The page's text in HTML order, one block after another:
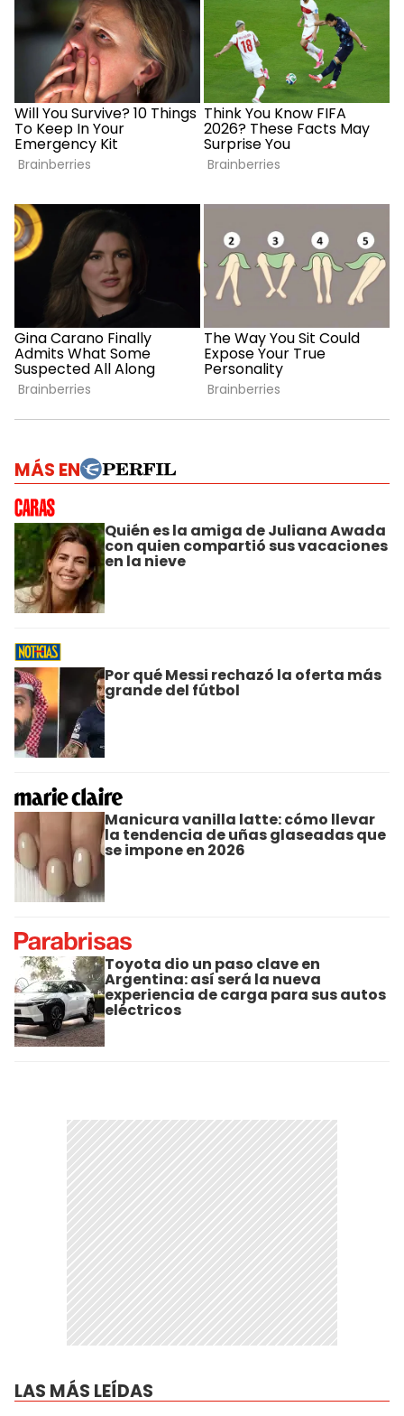
MÁS EN
Quién es la amiga de Juliana Awada
con quien compartió sus vacaciones
en la nieve
Por qué Messi rechazó la oferta más
grande del fútbol
Manicura vanilla latte: cómo llevar
la tendencia de uñas glaseadas que
se impone en 2026
Toyota dio un paso clave en
Argentina: así será la nueva
experiencia de carga para sus autos
eléctricos
LAS MÁS LEÍDAS